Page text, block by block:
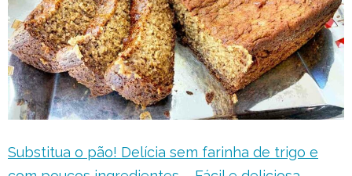
Substitua o pão! Delícia sem farinha de trigo e